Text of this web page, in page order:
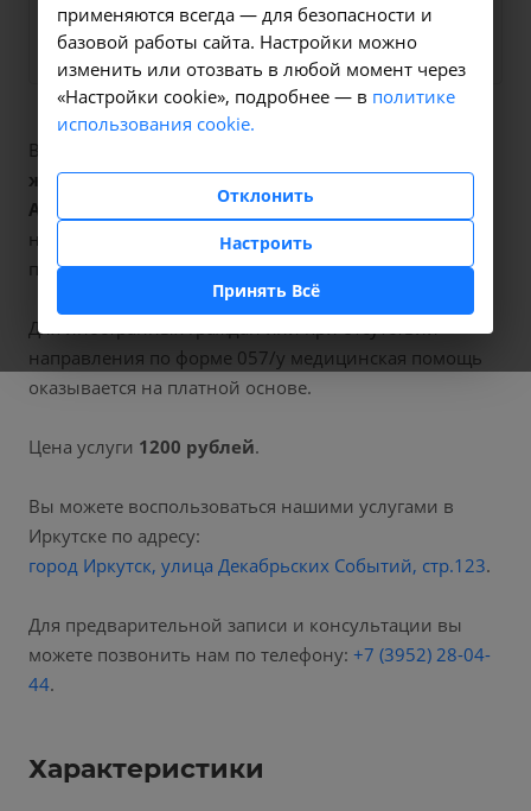
Заказать услугу
В наших клиниках мы проводим
женских половых органов, код услуги (НМУ)
А16.20.084
. Для граждан России, у которых есть
направление, медицинская помощь оказывается по
полису ОМС бесплатно.
Для иностранных граждан или при отсутствии
направления по форме 057/у медицинская помощь
оказывается на платной основе.
Цена услуги 1200 рублей.
Вы можете воспользоваться нашими услугами в
Иркутске по адресу:
город Иркутск, улица Декабрьских Событий, стр.123.
Для предварительной записи и консультации вы
можете позвонить нам по телефону: +7 (3952) 28-04-
44.
Характеристики
применяются всегда — для безопасности и
базовой работы сайта. Настройки можно
изменить или отозвать в любой момент через
«Настройки cookie», подробнее — в политике
использования cookie.
Отклонить
Настроить
Принять Всё